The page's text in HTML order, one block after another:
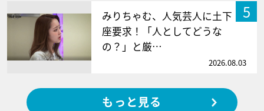
5
みりちゃむ、人気芸人に土下
座要求！「人としてどうな
の？」と厳…
2026.08.03
もっと見る